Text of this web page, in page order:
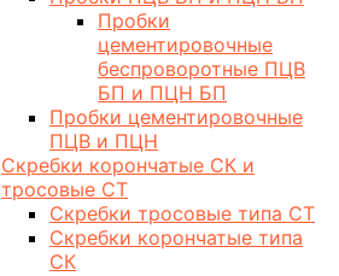
Пробки
цементировочные
беспроворотные ПЦВ
БП и ПЦН БП
Пробки цементировочные
ПЦВ и ПЦН
Скребки корончатые СК и
тросовые СТ
Скребки тросовые типа СТ
Скребки корончатые типа
СК